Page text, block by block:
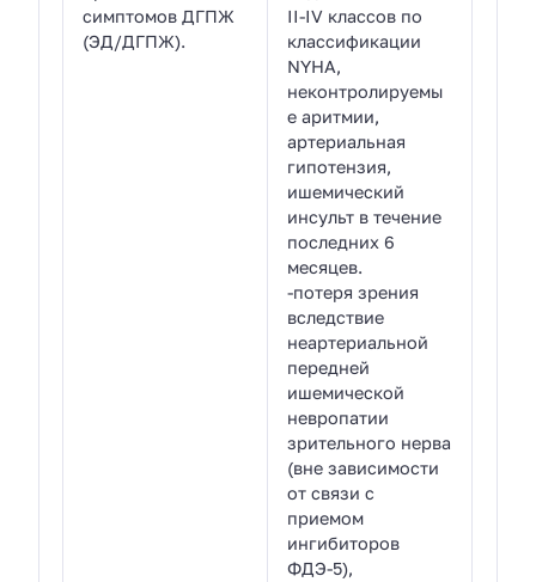
симптомов ДГПЖ
(ЭД/ДГПЖ).
II-IV классов по
классификации
NYHA,
неконтролируемы
е аритмии,
артериальная
гипотензия,
ишемический
инсульт в течение
последних 6
месяцев.
-потеря зрения
вследствие
неартериальной
передней
ишемической
невропатии
зрительного нерва
(вне зависимости
от связи с
приемом
ингибиторов
ФДЭ-5),